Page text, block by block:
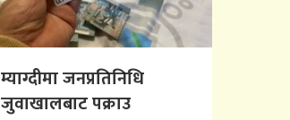
म्याग्दीमा जनप्रतिनिधि
जुवाखालबाट पक्राउ